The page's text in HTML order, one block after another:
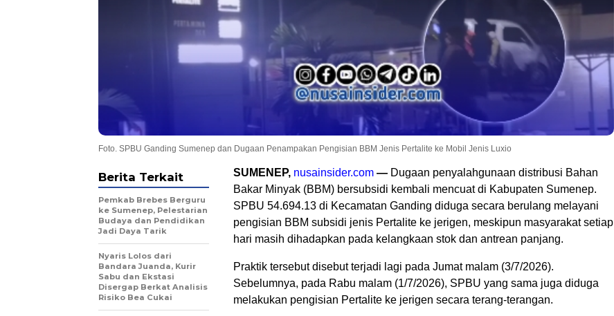
Foto. SPBU Ganding Sumenep dan Dugaan Penampakan Pengisian BBM Jenis Pertalite ke Mobil Jenis Luxio
SUMENEP, nusainsider.com — Dugaan penyalahgunaan distribusi Bahan
Bakar Minyak (BBM) bersubsidi kembali mencuat di Kabupaten Sumenep.
SPBU 54.694.13 di Kecamatan Ganding diduga secara berulang melayani
pengisian BBM subsidi jenis Pertalite ke jerigen, meskipun masyarakat setiap
hari masih dihadapkan pada kelangkaan stok dan antrean panjang.
Praktik tersebut disebut terjadi lagi pada Jumat malam (3/7/2026).
Sebelumnya, pada Rabu malam (1/7/2026), SPBU yang sama juga diduga
melakukan pengisian Pertalite ke jerigen secara terang-terangan.
Berita Terkait
Pemkab Brebes Berguru
ke Sumenep, Pelestarian
Budaya dan Pendidikan
Jadi Daya Tarik
Nyaris Lolos dari
Bandara Juanda, Kurir
Sabu dan Ekstasi
Disergap Berkat Analisis
Risiko Bea Cukai